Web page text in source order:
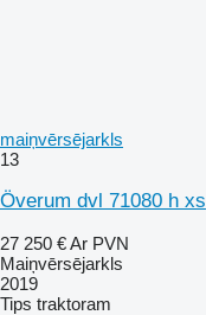
maiņvērsējarkls
13
Överum dvl 71080 h xs
27 250 €Ar PVN
Maiņvērsējarkls
2019
Tips traktoram